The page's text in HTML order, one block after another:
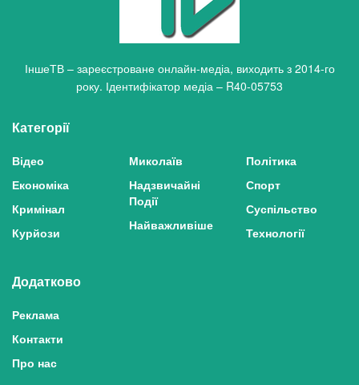
ІншеТВ – зареєстроване онлайн-медіа, виходить з 2014-го
року. Ідентифікатор медіа – R40-05753
Категорії
Відео
Економіка
Кримінал
Курйози
Миколаїв
Надзвичайні
Події
Найважливіше
Політика
Спорт
Суспільство
Технології
Додатково
Реклама
Контакти
Про нас